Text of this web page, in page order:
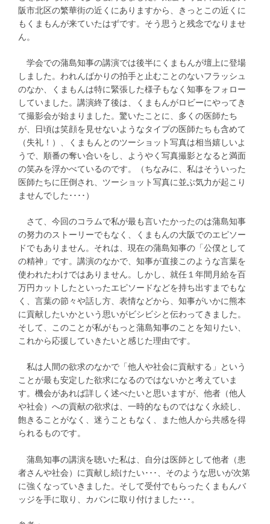
阪市北区の繁華街の近くにありますから、きっとこの近くに
もくまもんが来ていたはずです。そう思うと残念でなりませ
ん。
学会での蒲島知事の講演では後半にくまもんが壇上に登場
しました。われんばかりの拍手と止むことのないフラッシュ
のなか、くまもんは特に緊張した様子もなく知事をフォロー
していました。講演終了後は、くまもんがロビーにやってき
て撮影会が始まりました。驚いたことに、多くの医師たち
が、日頃は笑顔を見せないようなタイプの医師たちも含めて
（失礼！）、くまもんとのツーショット写真は相当嬉しいよ
うで、順番の奪い合いをし、ようやく写真撮影となると満面
の笑みを浮かべているのです。（ちなみに、私はそういった
医師たちに圧倒され、ツーショット写真に並ぶ気力が起こり
ませんでした････）
さて、今回のコラムで私が最も言いたかったのは蒲島知事
の努力のストーリーでもなく、くまもんの大阪でのエピソー
ドでもありません。それは、現在の蒲島知事の「公僕として
の精神」です。講演のなかで、知事が直接このような言葉を
使われたわけではありません。しかし、就任１年間月給を百
万円カットしたといったエピソードなどを持ち出すまでもな
く、言葉の節々や話し方、表情などから、知事がいかに熊本
に貢献したいかという思いがビシビシと伝わってきました。
そして、このことが私がもっと蒲島知事のことを知りたい、
これから応援していきたいと感じた理由です。
私は人間の欲求のなかで「他人や社会に貢献する」という
ことが最も安定した欲求になるのではないかと考えていま
す。機会があれば詳しく述べたいと思いますが、他者（他人
や社会）への貢献の欲求は、一時的なものではなく永続し、
飽きることがなく、迷うこともなく、また他人から共感を得
られるものです。
蒲島知事の講演を聴いた私は、自分は医師として他者（患
者さんや社会）に貢献し続けたい･･･、そのような思いが次第
に強くなっていきました。そして受付でもらったくまもんバ
ッジを手に取り、カバンに取り付けました･･･。